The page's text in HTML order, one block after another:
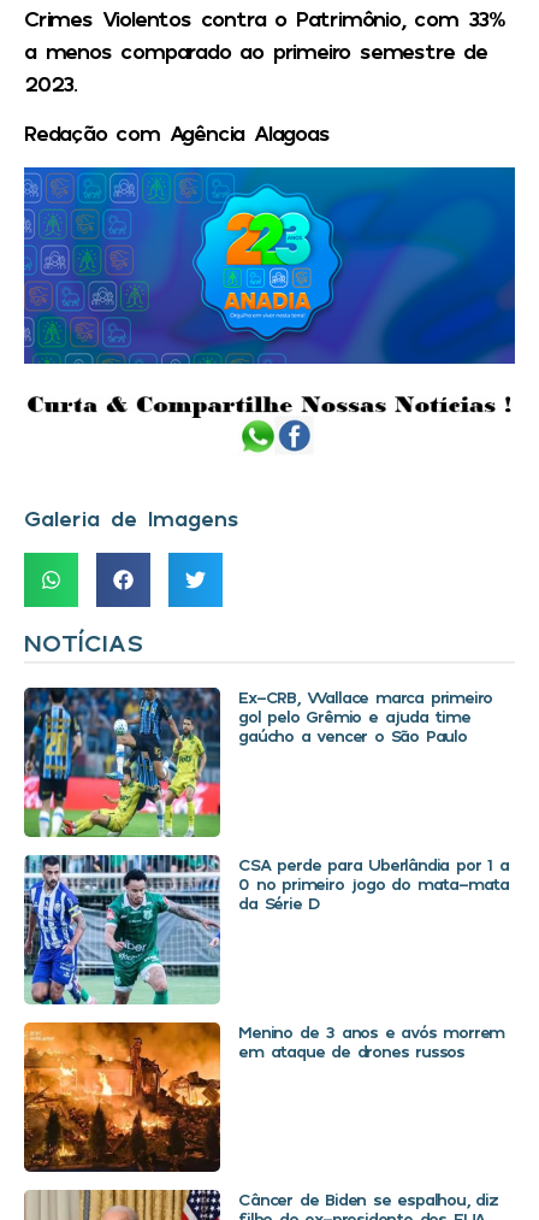
Crimes Violentos contra o Patrimônio, com 33%
a menos comparado ao primeiro semestre de
2023.
Redação com Agência Alagoas
Galeria de Imagens
NOTÍCIAS
Ex-CRB, Wallace marca primeiro
gol pelo Grêmio e ajuda time
gaúcho a vencer o São Paulo
CSA perde para Uberlândia por 1 a
0 no primeiro jogo do mata-mata
da Série D
Menino de 3 anos e avós morrem
em ataque de drones russos
Câncer de Biden se espalhou, diz